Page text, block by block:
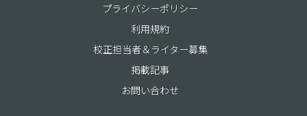
プライバシーポリシー
利用規約
校正担当者＆ライター募集
掲載記事
お問い合わせ